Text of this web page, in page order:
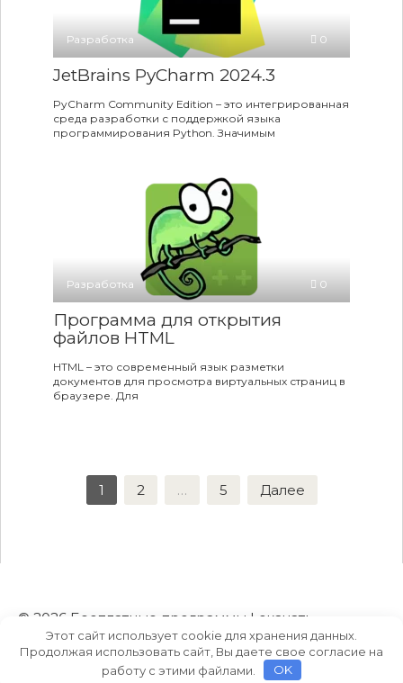
Разработка 0
JetBrains PyCharm 2024.3
PyCharm Community Edition – это интегрированная
среда разработки с поддержкой языка
программирования Python. Значимым
Разработка 0
Программа для открытия
файлов HTML
HTML – это современный язык разметки
документов для просмотра виртуальных страниц в
браузере. Для
1 2 … 5 Далее
© 2026 Бесплатные программы | скачать
торрент на русском языке
Этот сайт использует cookie для хранения данных.
Продолжая использовать сайт, Вы даете свое согласие на
работу с этими файлами.
OK